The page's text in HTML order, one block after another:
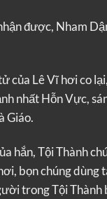
được, Nham
của Lê Vĩ hơi co
nhất Hỗn Vực,
Giáo.
hắn, Tội Thành
bọn chúng dùng
trong Tội Thành